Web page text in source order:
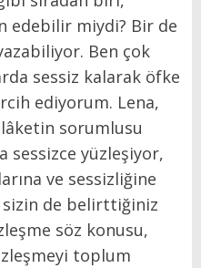
edebilir miydi? Bir de
Ben çok
sessiz kalarak öfke
ediyorum. Lena,
sorumlusu
sessizce yüzleşiyor,
ve sessizliğine
de belirttiğiniz
söz konusu,
toplum